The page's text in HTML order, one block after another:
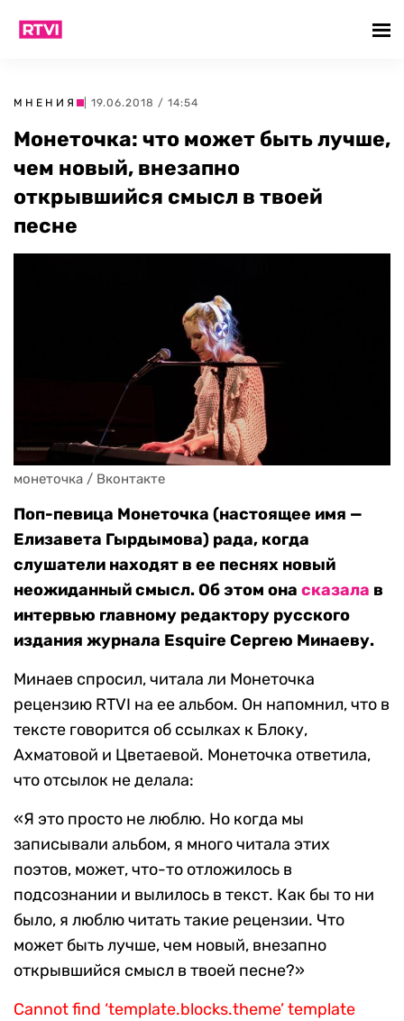
МНЕНИЯ | 19.06.2018 / 14:54
Монеточка: что может быть лучше,
чем новый, внезапно
открывшийся смысл в твоей
песне
монеточка / Вконтакте
Поп-певица Монеточка (настоящее имя —
Елизавета Гырдымова) рада, когда
слушатели находят в ее песнях новый
неожиданный смысл. Об этом она сказала в
интервью главному редактору русского
издания журнала Esquire Сергею Минаеву.
Минаев спросил, читала ли Монеточка
рецензию RTVI на ее альбом. Он напомнил, что в
тексте говорится об ссылках к Блоку,
Ахматовой и Цветаевой. Монеточка ответила,
что отсылок не делала:
«Я это просто не люблю. Но когда мы
записывали альбом, я много читала этих
поэтов, может, что-то отложилось в
подсознании и вылилось в текст. Как бы то ни
было, я люблю читать такие рецензии. Что
может быть лучше, чем новый, внезапно
открывшийся смысл в твоей песне?»
Cannot find ‘template.blocks.theme’ template